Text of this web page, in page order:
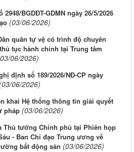
BGDĐT-GDMN ngày 26/5/2026
(03/06/2026)
quân tự vệ có trình độ chuyên
tục hành chính tại Trung tâm
06/2026)
định số 189/2026/NĐ-CP ngày
(03/06/2026)
khai Hệ thống thông tin giải quyết
pháp (03/06/2026)
Thủ tướng Chính phủ tại Phiên họp
- Ban Chỉ đạo Trung ương về
bất động sản (03/06/2026)